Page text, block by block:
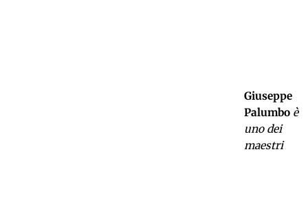
Giuseppe
Palumboè
uno dei
maestri